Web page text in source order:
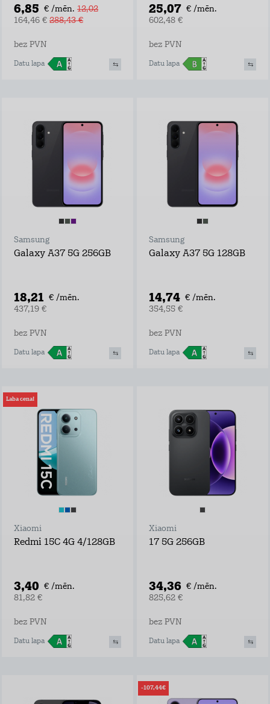
6,85 € /mēn. 12,02
164,46 € 288,43 €
bez PVN
Datu lapa
25,07 € /mēn.
602,48 €
bez PVN
Datu lapa
Samsung
Galaxy A37 5G 256GB
18,21 € /mēn.
437,19 €
bez PVN
Datu lapa
Samsung
Galaxy A37 5G 128GB
14,74 € /mēn.
354,55 €
bez PVN
Datu lapa
Laba cena!
Xiaomi
Redmi 15C 4G 4/128GB
3,40 € /mēn.
81,82 €
bez PVN
Datu lapa
Xiaomi
17 5G 256GB
34,36 € /mēn.
825,62 €
bez PVN
Datu lapa
-107,44€